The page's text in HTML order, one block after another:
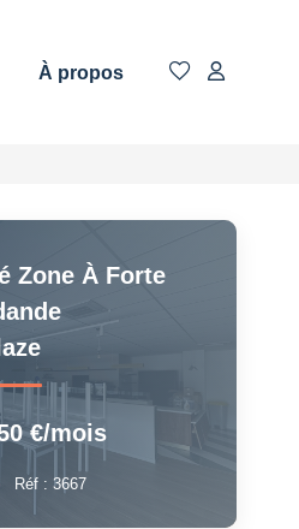
À propos
Zone À Forte
€/mois
Réf : 3667